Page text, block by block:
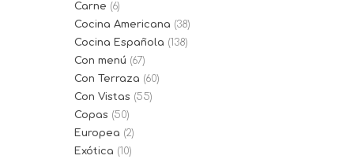
Carne (6)
Cocina Americana (38)
Cocina Española (138)
Con menú (67)
Con Terraza (60)
Con Vistas (55)
Copas (50)
Europea (2)
Exótica (10)